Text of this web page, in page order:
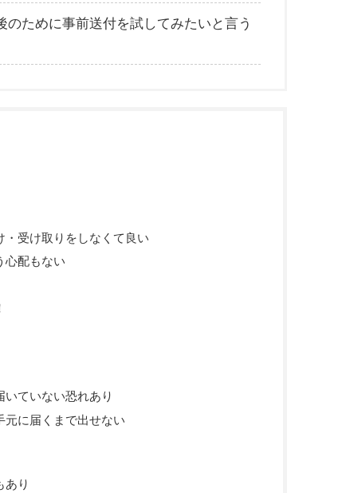
のために事前送付を試してみたいと言う
受け取りをしなくて良い
心配もない
ていない恐れあり
元に届くまで出せない
あり